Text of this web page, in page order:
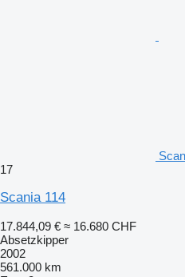
17
Scania 114
17.844,09 € ≈ 16.680 CHF
Absetzkipper
2002
561.000 km